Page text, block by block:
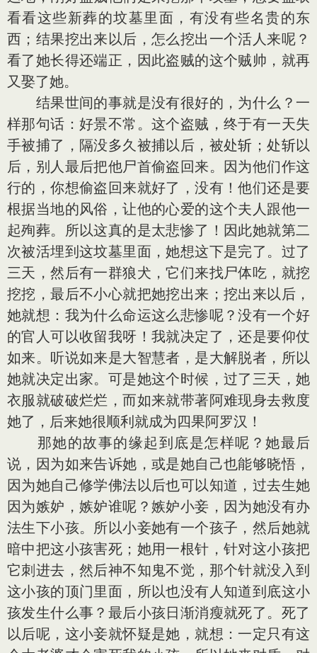
看看这些新葬的坟墓里面，有没有些名贵的东
西；结果挖出来以后，怎么挖出一个活人来呢？
看了她长得还端正，因此盗贼的这个贼帅，就再
又娶了她。
结果世间的事就是没有很好的，为什么？一
样那句话：好景不常。这个盗贼，终于有一天失
手被捕了，隔没多久被捕以后，被处斩；处斩以
后，别人最后把他尸首偷盗回来。因为他们作这
行的，你想偷盗回来就好了，没有！他们还是要
根据当地的风俗，让他的心爱的这个夫人跟他一
起殉葬。所以这真的是太悲惨了！因此她就第二
次被活埋到这坟墓里面，她想这下是完了。过了
三天，然后有一群狼犬，它们来找尸体吃，就挖
挖挖，最后不小心就把她挖出来；挖出来以后，
她就想：我为什么命运这么悲惨呢？没有一个好
的官人可以收留我呀！我就决定了，还是要仰仗
如来。听说如来是大智慧者，是大解脱者，所以
她就决定出家。可是她这个时候，过了三天，她
衣服就破破烂烂，而如来就带著阿难现身去救度
她了，后来她很顺利就成为四果阿罗汉！
那她的故事的缘起到底是怎样呢？她最后
说，因为如来告诉她，或是她自己也能够晓悟，
因为她自己修学佛法以后也可以知道，过去生她
因为嫉妒，嫉妒谁呢？嫉妒小妾，因为她没有办
法生下小孩。所以小妾她有一个孩子，然后她就
暗中把这小孩害死；她用一根针，针对这小孩把
它刺进去，然后神不知鬼不觉，那个针就没入到
这小孩的顶门里面，所以也没有人知道到底这小
孩发生什么事？最后小孩日渐消瘦就死了。死了
以后呢，这小妾就怀疑是她，就想：一定只有这